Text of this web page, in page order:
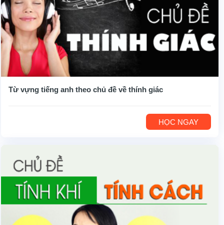
Từ vựng tiếng anh theo chủ đề về thính giác
HỌC NGAY